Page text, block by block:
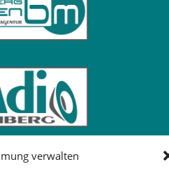
verwalten